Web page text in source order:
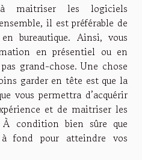
maitriser les logiciels
il est préférable de
bureautique. Ainsi, vous
en présentiel ou en
grand-chose. Une chose
garder en tête est que la
vous permettra d’acquérir
et de maitriser les
À condition bien sûre que
fond pour atteindre vos